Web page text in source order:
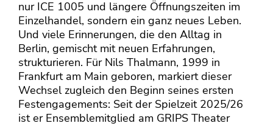
nur ICE 1005 und längere Öffnungszeiten im
Einzelhandel, sondern ein ganz neues Leben.
Und viele Erinnerungen, die den Alltag in
Berlin, gemischt mit neuen Erfahrungen,
strukturieren. Für Nils Thalmann, 1999 in
Frankfurt am Main geboren, markiert dieser
Wechsel zugleich den Beginn seines ersten
Festengagements: Seit der Spielzeit 2025/26
ist er Ensemblemitglied am GRIPS Theater